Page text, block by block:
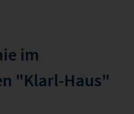
im
"Klarl-Haus"